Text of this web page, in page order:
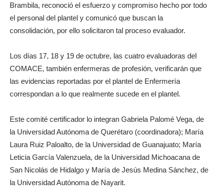
Brambila, reconoció el esfuerzo y compromiso hecho por todo
el personal del plantel y comunicó que buscan la
consolidación, por ello solicitaron tal proceso evaluador.
Los días 17, 18 y 19 de octubre, las cuatro evaluadoras del
COMACE, también enfermeras de profesión, verificarán que
las evidencias reportadas por el plantel de Enfermería
correspondan a lo que realmente sucede en el plantel.
Este comité certificador lo integran Gabriela Palomé Vega, de
la Universidad Autónoma de Querétaro (coordinadora); María
Laura Ruiz Paloalto, de la Universidad de Guanajuato; María
Leticia García Valenzuela, de la Universidad Michoacana de
San Nicolás de Hidalgo y María de Jesús Medina Sánchez, de
la Universidad Autónoma de Nayarit.